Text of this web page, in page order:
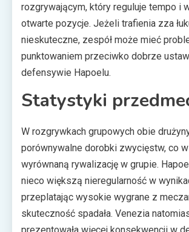
rozgrywającym, który reguluje tempo i
otwarte pozycje. Jeżeli trafienia zza
nieskuteczne, zespół może mieć
punktowaniem przeciwko dobrze
defensywie Hapoelu.
Statystyki
W rozgrywkach grupowych obie
porównywalne dorobki zwycięstw, co
wyrównaną rywalizację w grupie.
nieco większą nieregularność w
przeplatając wysokie wygrane z
skuteczność spadała. Venezia